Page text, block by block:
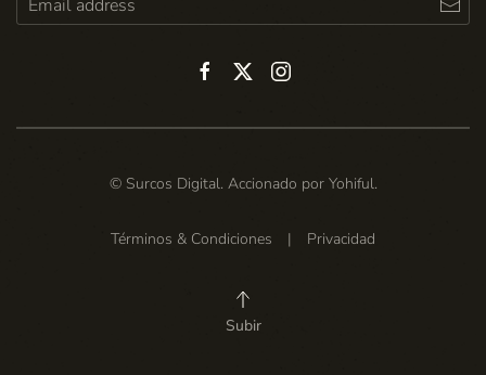
© Surcos Digital. Accionado por Yohiful.
Términos & Condiciones | Privacidad
Subir